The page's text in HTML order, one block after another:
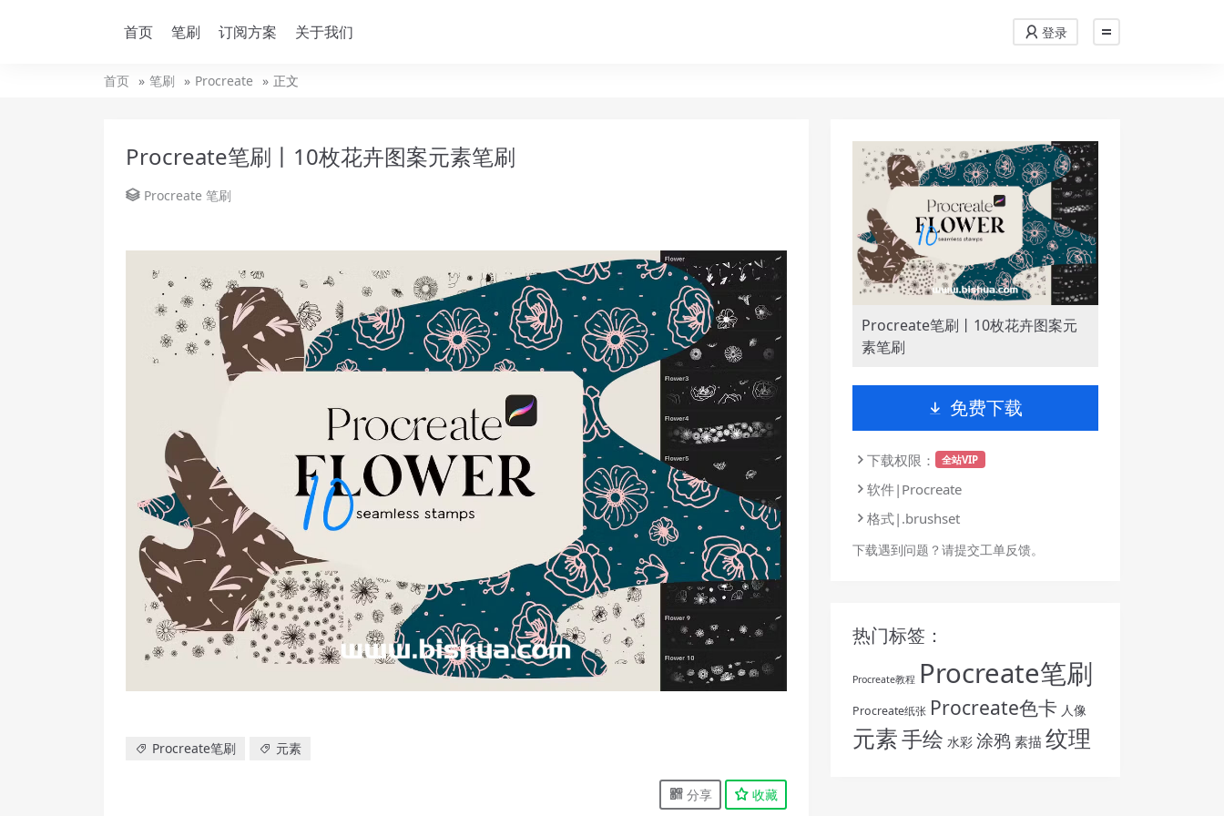
首页 笔刷 订阅方案 关于我们 登录
首页 笔刷 Procreate 正文
Procreate笔刷丨10枚花卉图案元素笔刷
Procreate 笔刷
Procreate笔刷 元素
分享 收藏
Procreate笔刷丨10枚花卉图案元
素笔刷
免费下载
下载权限： 全站VIP
软件|Procreate
格式|.brushset
下载遇到问题？请提交工单反馈。
热门标签：
Procreate教程 Procreate笔刷
Procreate纸张 Procreate色卡 人像
元素手绘 水彩 涂鸦 素描 纹理